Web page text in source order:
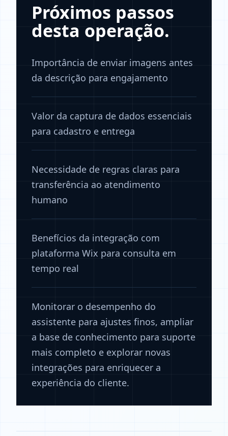
Próximos passos
desta operação.
Importância de enviar imagens antes
da descrição para engajamento
Valor da captura de dados essenciais
para cadastro e entrega
Necessidade de regras claras para
transferência ao atendimento
humano
Benefícios da integração com
plataforma Wix para consulta em
tempo real
Monitorar o desempenho do
assistente para ajustes finos, ampliar
a base de conhecimento para suporte
mais completo e explorar novas
integrações para enriquecer a
experiência do cliente.